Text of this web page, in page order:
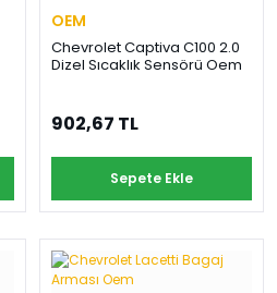
OEM
Chevrolet Captiva C100 2.0
Dizel Sıcaklık Sensörü Oem
902,67 TL
Sepete Ekle